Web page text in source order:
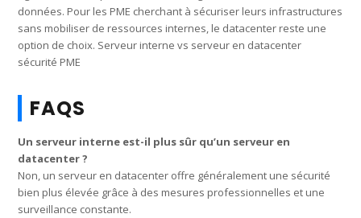
données. Pour les PME cherchant à sécuriser leurs infrastructures
sans mobiliser de ressources internes, le datacenter reste une
option de choix. Serveur interne vs serveur en datacenter
sécurité PME
FAQS
Un serveur interne est-il plus sûr qu’un serveur en
datacenter ?
Non, un serveur en datacenter offre généralement une sécurité
bien plus élevée grâce à des mesures professionnelles et une
surveillance constante.